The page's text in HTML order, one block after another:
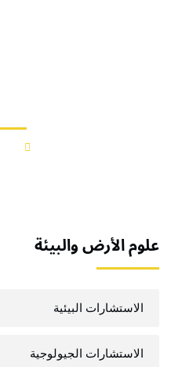
علوم الأرض والبيئة
الاستشارات البيئية
الاستشارات الجيولوجية